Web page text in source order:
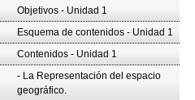
Objetivos - Unidad 1
Esquema de contenidos - Unidad 1
Contenidos - Unidad 1
- La Representación del espacio
geográfico.